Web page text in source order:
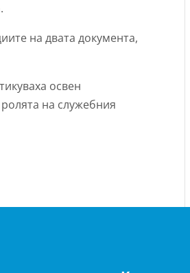
на двата документа,
освен
на служебния